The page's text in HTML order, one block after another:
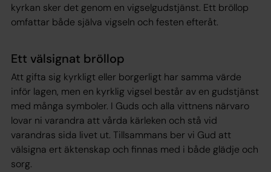
kyrkan sker det genom en vigselgudstjänst. Ett bröllop
omfattar både själva vigseln och festen efteråt.
Ett välsignat bröllop
Att gifta sig kyrkligt eller borgerligt har samma värde
inför lagen, men en kyrklig vigsel består av en gudstjänst
med många symboler. I Guds och alla vittnens närvaro
lovar ni varandra att vårda kärleken och stå vid
varandras sida livet ut. Tillsammans ber vi Gud att
välsigna ert äktenskap och finnas med i både glädje och
sorg.